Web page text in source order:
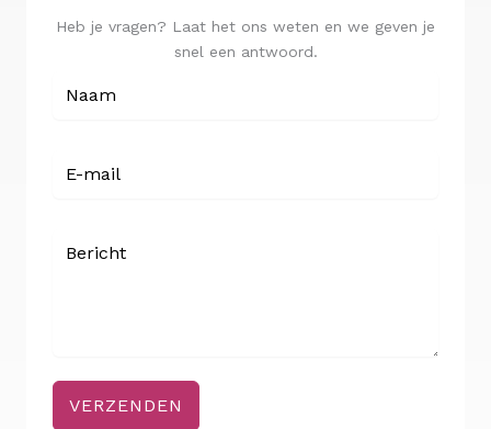
Heb je vragen? Laat het ons weten en we geven je
snel een antwoord.
VERZENDEN